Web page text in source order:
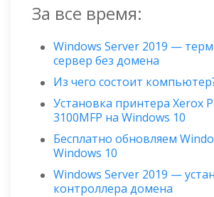
За все время:
Windows Server 2019 —
сервер без домена
Из чего состоит
Установка принтера Xerox
3100MFP на Windows 10
Бесплатно обновляем
Windows 10
Windows Server 2019 —
контроллера домена